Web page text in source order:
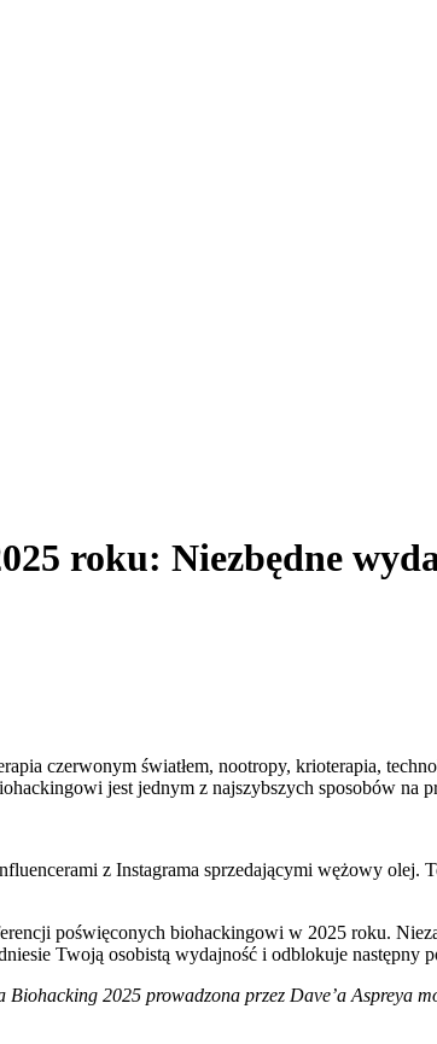
roku: Niezbędne
czerwonym światłem, nootropy, krioterapia,
jest jednym z najszybszych sposobów na
z Instagrama sprzedającymi wężowy olej.
poświęconych biohackingowi w 2025 roku.
Twoją osobistą wydajność i odblokuje następny
2025 prowadzona przez Dave’a Aspreya